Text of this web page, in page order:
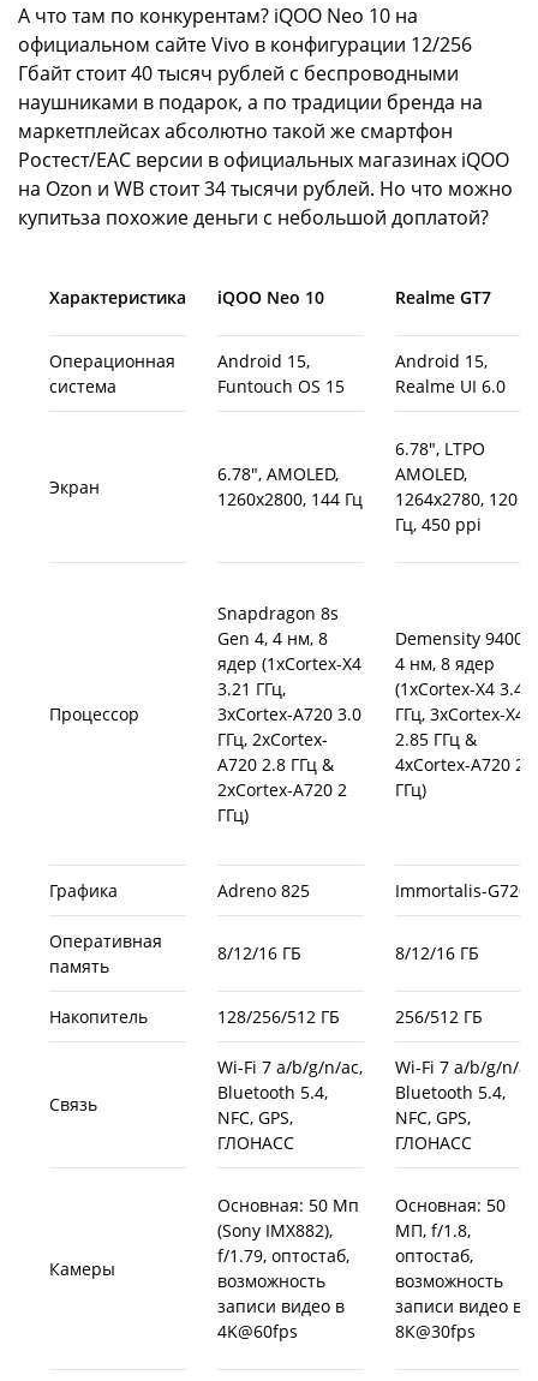
А что там по конкурентам? iQOO Neo 10 на
официальном сайте Vivo в конфигурации 12/256
Гбайт стоит 40 тысяч рублей с беспроводными
наушниками в подарок, а по традиции бренда на
маркетплейсах абсолютно такой же смартфон
Ростест/ЕАС версии в официальных магазинах iQOO
на Ozon и WB стоит 34 тысячи рублей. Но что можно
купитьза похожие деньги с небольшой доплатой?
Характеристика iQOO Neo 10 Realme GT7
Операционная
система
Android 15,
Funtouch OS 15
Android 15,
Realme UI 6.0
Экран
6.78", AMOLED,
1260x2800, 144 Гц
6.78", LTPO
AMOLED,
1264x2780, 120
Гц, 450 ppi
Процессор
Snapdragon 8s
Gen 4, 4 нм, 8
ядер (1xCortex-X4
3.21 ГГц,
3xCortex-A720 3.0
ГГц, 2xCortex-
A720 2.8 ГГц &
2хCortex-A720 2
ГГц)
Demensity 9400e,
4 нм, 8 ядер
(1xCortex-X4 3.4
ГГц, 3xCortex-X4
2.85 ГГц &
4xCortex-A720 2
ГГц)
Графика Adreno 825 Immortalis-G720
Оперативная
память
8/12/16 ГБ 8/12/16 ГБ
Накопитель 128/256/512 ГБ 256/512 ГБ
Связь
Wi-Fi 7 a/b/g/n/ac,
Bluetooth 5.4,
NFC, GPS,
ГЛОНАСС
Wi-Fi 7 a/b/g/n/
Bluetooth 5.4,
NFC, GPS,
ГЛОНАСС
Камеры
Основная: 50 Мп
(Sony IMX882),
f/1.79, оптостаб,
возможность
записи видео в
4K@60fps
Основная: 50
МП, f/1.8,
оптостаб,
возможность
записи видео в
8К@30fps